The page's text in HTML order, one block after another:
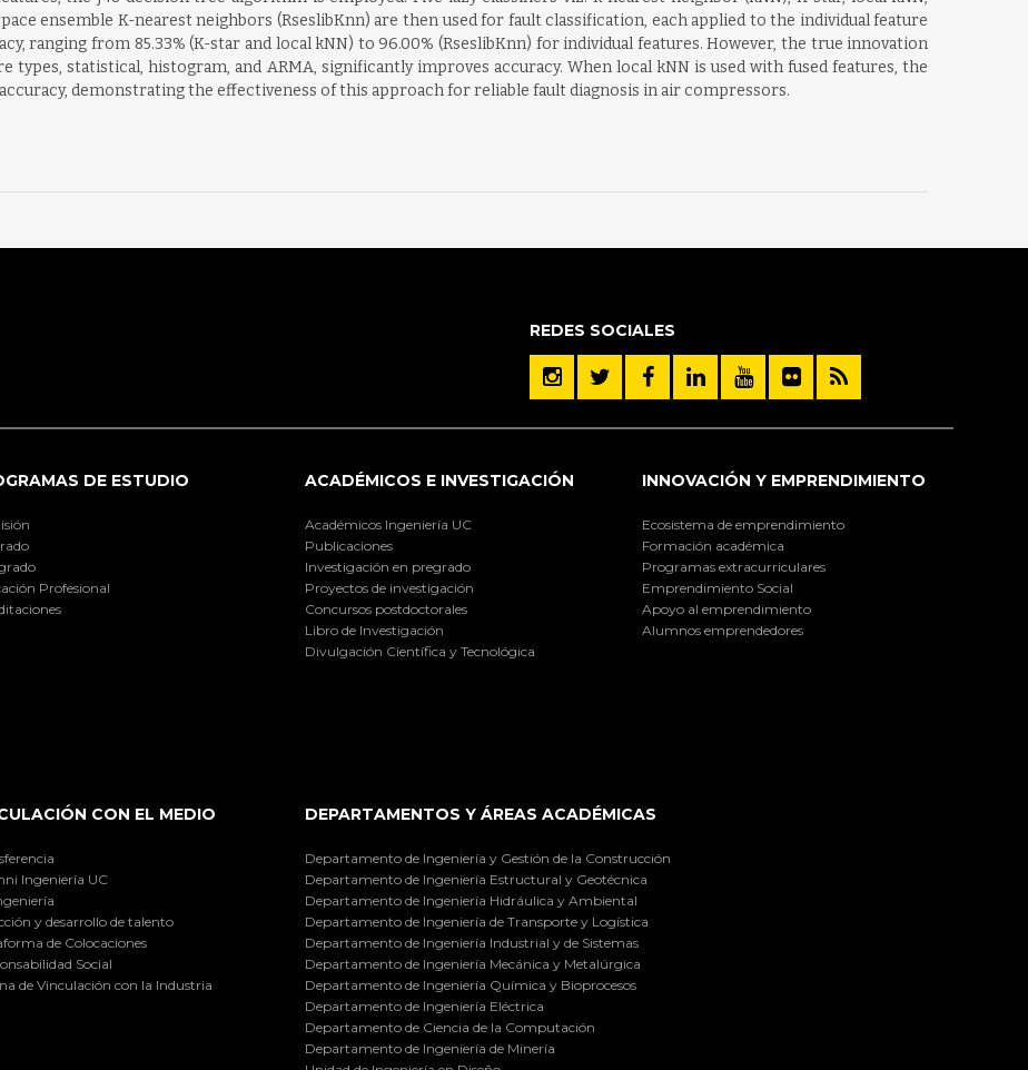
ensemble K-nearest neighbors (RseslibKnn) are then used for fault classification, each applied to the individual feature
ranging from 85.33% (K-star and local kNN) to 96.00% (RseslibKnn) for individual features. However, the true innovation
statistical, histogram, and ARMA, significantly improves accuracy. When local kNN is used with fused features, the
demonstrating the effectiveness of this approach for reliable fault diagnosis in air compressors.
REDES SOCIALES
DE ESTUDIO
Profesional
ACADÉMICOS E INVESTIGACIÓN
Académicos Ingeniería UC
Publicaciones
Investigación en pregrado
Proyectos de investigación
Concursos postdoctorales
Libro de Investigación
Divulgación Científica y Tecnológica
INNOVACIÓN Y EMPRENDIMIENTO
Ecosistema de emprendimiento
Formación académica
Programas extracurriculares
Emprendimiento Social
Apoyo al emprendimiento
Alumnos emprendedores
CON EL MEDIO
Ingeniería UC
y desarrollo de talento
de Colocaciones
Social
de Vinculación con la Industria
DEPARTAMENTOS Y ÁREAS ACADÉMICAS
Departamento de Ingeniería y Gestión de la Construcción
Departamento de Ingeniería Estructural y Geotécnica
Departamento de Ingeniería Hidráulica y Ambiental
Departamento de Ingeniería de Transporte y Logística
Departamento de Ingeniería Industrial y de Sistemas
Departamento de Ingeniería Mecánica y Metalúrgica
Departamento de Ingeniería Química y Bioprocesos
Departamento de Ingeniería Eléctrica
Departamento de Ciencia de la Computación
Departamento de Ingeniería de Minería